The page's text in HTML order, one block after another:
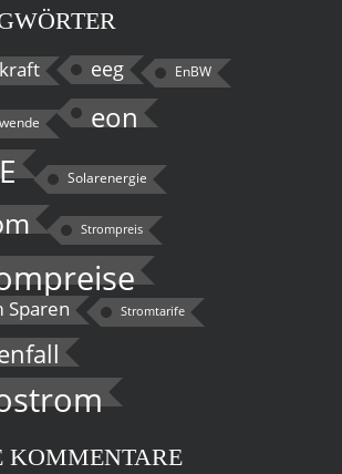
eeg EnBW
eon
Solarenergie
Strompreis
Sparen Stromtarife
KOMMENTARE